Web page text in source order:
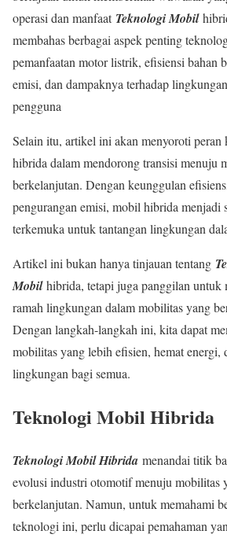
operasi dan manfaat Teknologi Mobil
membahas berbagai aspek penting
pemanfaatan motor listrik, efisiensi bahan
emisi, dan dampaknya terhadap
pengguna
Selain itu, artikel ini akan menyoroti
hibrida dalam mendorong transisi menuju
berkelanjutan. Dengan keunggulan
pengurangan emisi, mobil hibrida menjadi
terkemuka untuk tantangan lingkungan
Artikel ini bukan hanya tinjauan tentang
Mobilhibrida, tetapi juga panggilan untuk
ramah lingkungan dalam mobilitas yang
Dengan langkah-langkah ini, kita dapat
mobilitas yang lebih efisien, hemat energi,
lingkungan bagi semua.
Teknologi Mobil Hibrida
Teknologi Mobil Hibrida menandai titik
evolusi industri otomotif menuju mobilitas
berkelanjutan. Namun, untuk memahami
teknologi ini, perlu dicapai pemahaman